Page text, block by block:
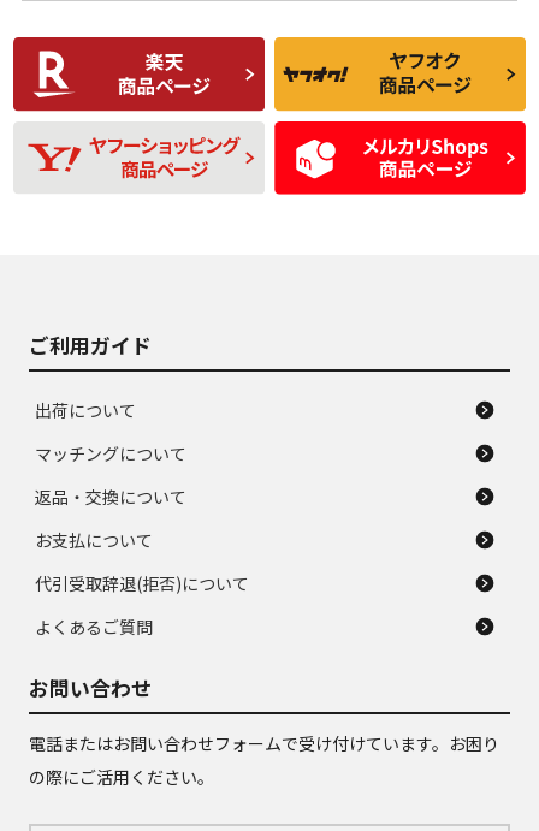
C
比較的きれいな中古
品
C
られるが、使用に問
題のない中古品
D
使用感や目立つ傷が
あり、一般的な中古
品
D
残り溝も少なく、偏
磨耗がみられ、短期
間使用できるくらい
の中古品
ご利用ガイド
出荷について
マッチングについて
返品・交換について
お支払について
代引受取辞退(拒否)について
よくあるご質問
お問い合わせ
電話またはお問い合わせフォームで受け付けています。お困り
の際にご活用ください。